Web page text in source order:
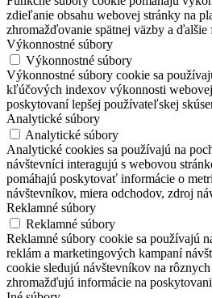
zdieľanie obsahu webovej stránky na
zhromažďovanie spätnej väzby a ďalšie
Výkonnostné súbory
Výkonnostné súbory
Výkonnostné súbory cookie sa
kľúčových indexov výkonnosti
poskytovaní lepšej používateľskej
Analytické súbory
Analytické súbory
Analytické cookies sa používajú na
návštevníci interagujú s webovou
pomáhajú poskytovať informácie o
návštevníkov, miera odchodov, zdroj
Reklamné súbory
Reklamné súbory
Reklamné súbory cookie sa používajú
reklám a marketingových kampaní
cookie sledujú návštevníkov na
zhromažďujú informácie na